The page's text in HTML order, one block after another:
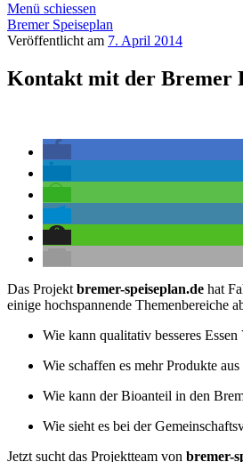
Menü schiessen
Bremer Speiseplan
Veröffentlicht am 7. April 2014
Kontakt mit der Bremer
Das Projekt bremer-speiseplan.de hat
einige hochspannende Themenbereiche
Wie kann qualitativ besseres
Wie schaffen es mehr Produkte
Wie kann der Bioanteil in den
Wie sieht es bei der
Jetzt sucht das Projektteam von bremer-